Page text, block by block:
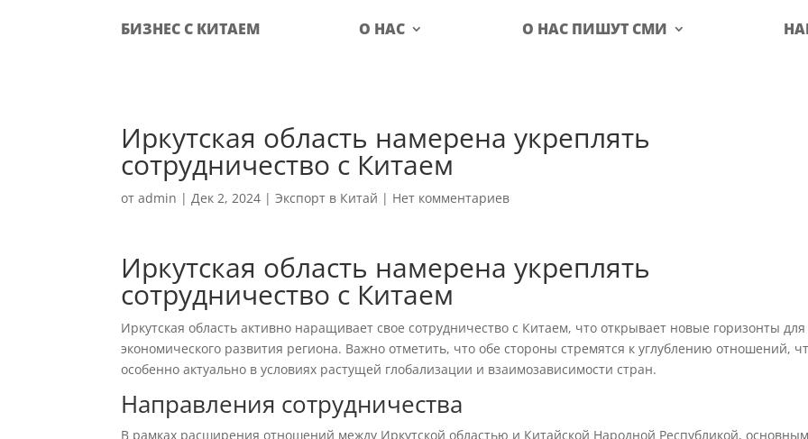
БИЗНЕС С КИТАЕМ О НАС О НАС ПИШУТ СМИ
Иркутская область намерена укреплять
сотрудничество с Китаем
отadmin |Дек 2, 2024 |Экспорт в Китай | Нет комментариев
Иркутская область намерена укреплять
сотрудничество с Китаем
Иркутская область активно наращивает свое сотрудничество с Китаем, что открывает новые горизонты для
экономического развития региона. Важно отметить, что обе стороны стремятся к углублению отношений,
особенно актуально в условиях растущей глобализации и взаимозависимости стран.
Направления сотрудничества
В рамках расширения отношений между Иркутской областью и Китайской Народной Республикой,